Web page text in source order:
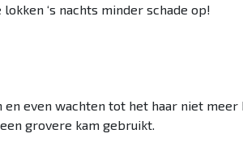
‘s nachts minder schade op!
even wachten tot het haar niet meer
grovere kam gebruikt.